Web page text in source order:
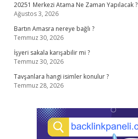
20251 Merkezi Atama Ne Zaman Yapılacak ?
Ağustos 3, 2026
Bartın Amasra nereye bağlı ?
Temmuz 30, 2026
İşyeri sakala karışabilir mi ?
Temmuz 30, 2026
Tavşanlara hangi isimler konulur ?
Temmuz 28, 2026